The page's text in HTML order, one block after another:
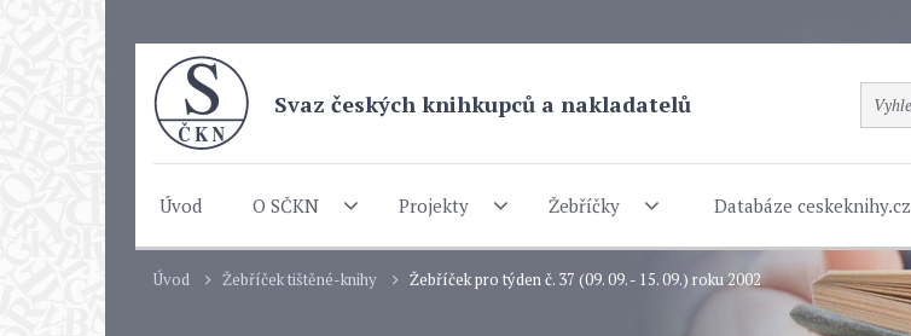
Svaz českých knihkupců a nakladatelů
Úvod O SČKN Projekty Žebříčky Databáze ceskeknihy.cz
Úvod Žebříček tištěné-knihy Žebříček pro týden č. 37 (09. 09. - 15. 09.) roku 2002